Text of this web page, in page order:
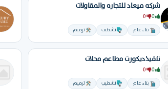
شركه ميعاد للتجاره والمقاولات
بناء عام تشطيب ترميم
تنفيذديكورت مطاعم محلات
بناء عام تشطيب ترميم